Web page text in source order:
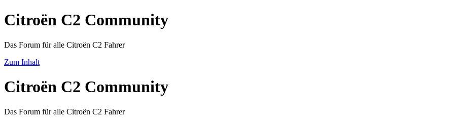
Citroën C2 Community
Das Forum für alle Citroën C2 Fahrer
Zum Inhalt
Citroën C2 Community
Das Forum für alle Citroën C2 Fahrer